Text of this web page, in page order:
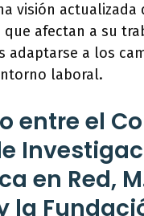
visión actualizada
que afectan a su
adaptarse a los
laboral.
entre el
en Red,
la